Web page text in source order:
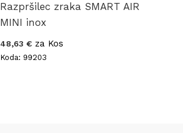
Razpršilec zraka SMART AIR
MINI inox
48,63 € za Kos
Koda: 99203